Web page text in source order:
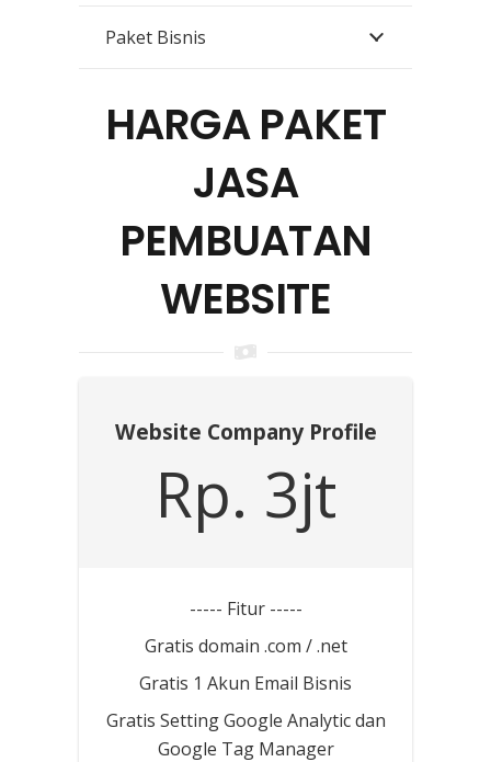
Paket Bisnis
HARGA PAKET
JASA
PEMBUATAN
WEBSITE
Website Company Profile
Rp. 3jt
----- Fitur -----
Gratis domain .com / .net
Gratis 1 Akun Email Bisnis
Gratis Setting Google Analytic dan
Google Tag Manager